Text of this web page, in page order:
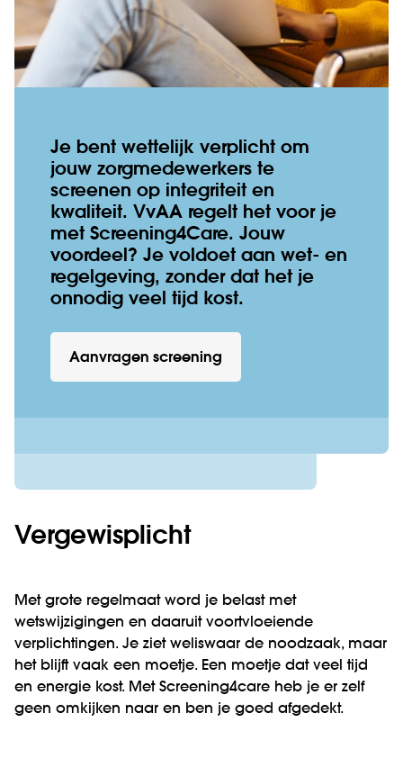
Je bent wettelijk verplicht om
jouw zorgmedewerkers te
screenen op integriteit en
kwaliteit. VvAA regelt het voor je
met Screening4Care. Jouw
voordeel? Je voldoet aan wet- en
regelgeving, zonder dat het je
onnodig veel tijd kost.
Aanvragen screening
Vergewisplicht
Met grote regelmaat word je belast met
wetswijzigingen en daaruit voortvloeiende
verplichtingen. Je ziet weliswaar de noodzaak, maar
het blijft vaak een moetje. Een moetje dat veel tijd
en energie kost. Met Screening4care heb je er zelf
geen omkijken naar en ben je goed afgedekt.